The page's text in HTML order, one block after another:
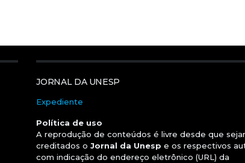
JORNAL DA UNESP
Expediente
Política de uso
A reprodução de conteúdos é livre desde que
creditados oJornal da Unesp e os respectivos
com indicação do endereço eletrônico (URL) da